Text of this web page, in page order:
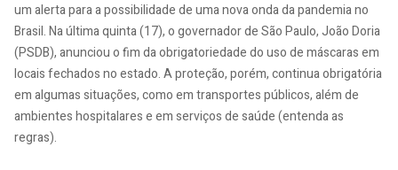
um alerta para a possibilidade de uma nova onda da pandemia no
Brasil. Na última quinta (17), o governador de São Paulo, João Doria
(PSDB), anunciou o fim da obrigatoriedade do uso de máscaras em
locais fechados no estado. A proteção, porém, continua obrigatória
em algumas situações, como em transportes públicos, além de
ambientes hospitalares e em serviços de saúde (entenda as
regras).